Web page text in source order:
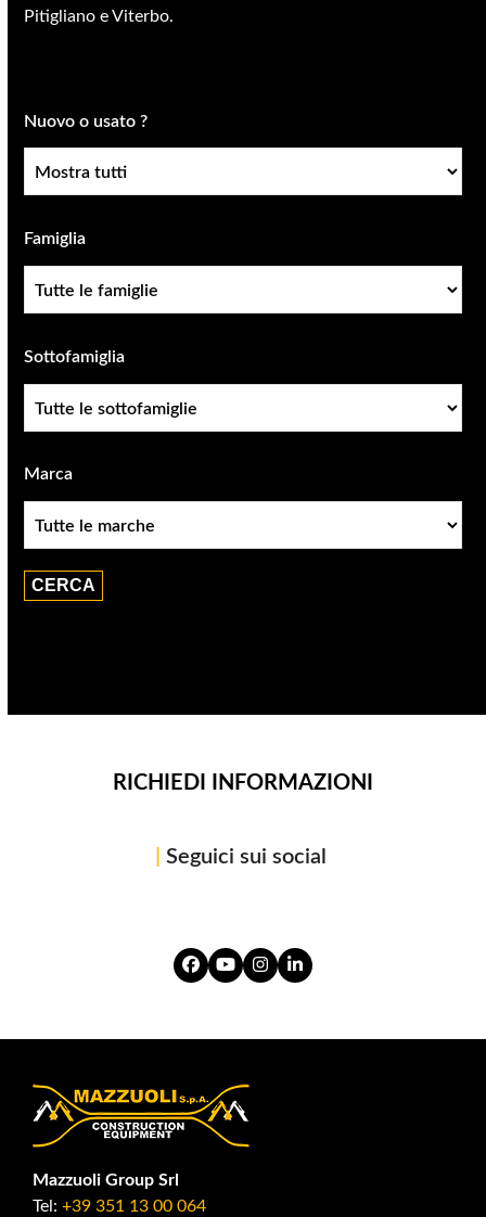
Pitigliano e Viterbo.
Nuovo o usato ?
Famiglia
Sottofamiglia
Marca
RICHIEDI INFORMAZIONI
Seguici sui social
Facebook
YouTubeInstagram
LinkedIn
Mazzuoli Group Srl
Tel: +39 351 13 00 064